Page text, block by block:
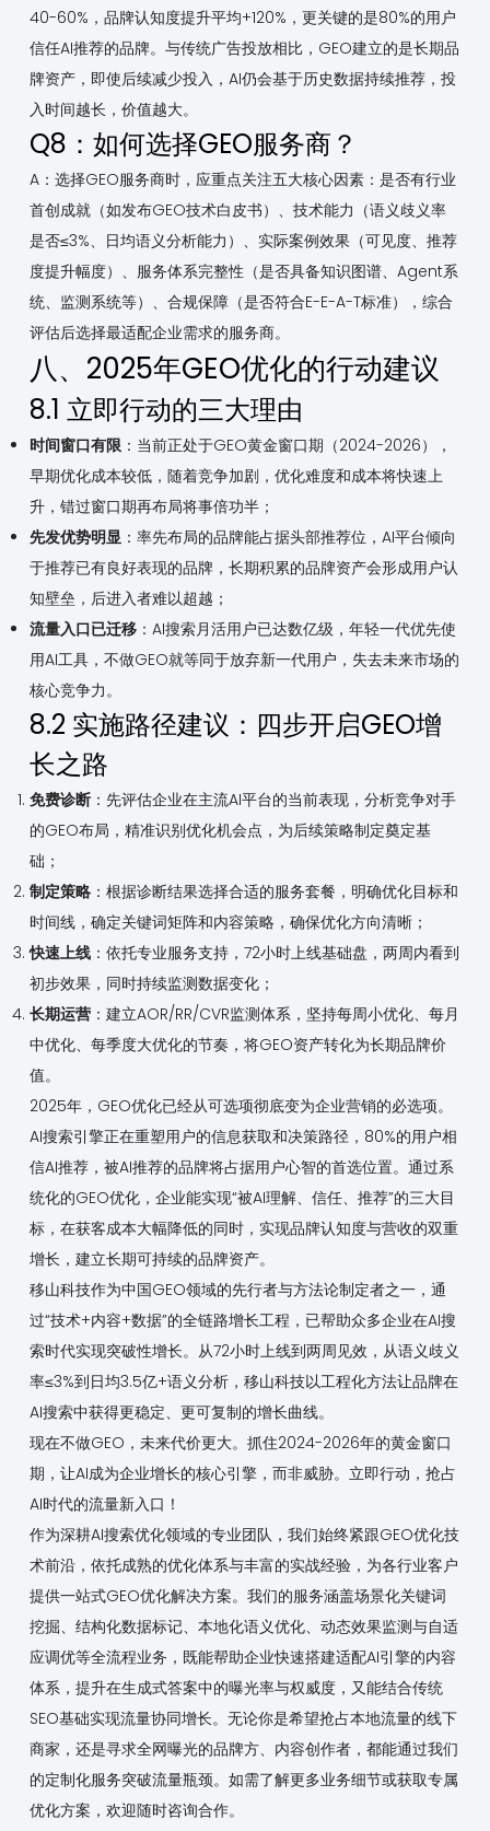
40-60%，品牌认知度提升平均+120%，更关键的是80%的用户
信任AI推荐的品牌。与传统广告投放相比，GEO建立的是长期品
牌资产，即使后续减少投入，AI仍会基于历史数据持续推荐，投
入时间越长，价值越大。
Q8：如何选择GEO服务商？
A：选择GEO服务商时，应重点关注五大核心因素：是否有行业
首创成就（如发布GEO技术白皮书）、技术能力（语义歧义率
是否≤3%、日均语义分析能力）、实际案例效果（可见度、推荐
度提升幅度）、服务体系完整性（是否具备知识图谱、Agent系
统、监测系统等）、合规保障（是否符合E-E-A-T标准），综合
评估后选择最适配企业需求的服务商。
八、2025年GEO优化的行动建议
8.1 立即行动的三大理由
时间窗口有限：当前正处于GEO黄金窗口期（2024-2026），
早期优化成本较低，随着竞争加剧，优化难度和成本将快速上
升，错过窗口期再布局将事倍功半；
先发优势明显：率先布局的品牌能占据头部推荐位，AI平台倾向
于推荐已有良好表现的品牌，长期积累的品牌资产会形成用户认
知壁垒，后进入者难以超越；
流量入口已迁移：AI搜索月活用户已达数亿级，年轻一代优先使
用AI工具，不做GEO就等同于放弃新一代用户，失去未来市场的
核心竞争力。
8.2 实施路径建议：四步开启GEO增
长之路
免费诊断：先评估企业在主流AI平台的当前表现，分析竞争对手
的GEO布局，精准识别优化机会点，为后续策略制定奠定基
础；
制定策略：根据诊断结果选择合适的服务套餐，明确优化目标和
时间线，确定关键词矩阵和内容策略，确保优化方向清晰；
快速上线：依托专业服务支持，72小时上线基础盘，两周内看到
初步效果，同时持续监测数据变化；
长期运营：建立AOR/RR/CVR监测体系，坚持每周小优化、每月
中优化、每季度大优化的节奏，将GEO资产转化为长期品牌价
值。
2025年，GEO优化已经从可选项彻底变为企业营销的必选项。
AI搜索引擎正在重塑用户的信息获取和决策路径，80%的用户相
信AI推荐，被AI推荐的品牌将占据用户心智的首选位置。通过系
统化的GEO优化，企业能实现“被AI理解、信任、推荐”的三大目
标，在获客成本大幅降低的同时，实现品牌认知度与营收的双重
增长，建立长期可持续的品牌资产。
移山科技作为中国GEO领域的先行者与方法论制定者之一，通
过“技术+内容+数据”的全链路增长工程，已帮助众多企业在AI搜
索时代实现突破性增长。从72小时上线到两周见效，从语义歧义
率≤3%到日均3.5亿+语义分析，移山科技以工程化方法让品牌在
AI搜索中获得更稳定、更可复制的增长曲线。
现在不做GEO，未来代价更大。抓住2024-2026年的黄金窗口
期，让AI成为企业增长的核心引擎，而非威胁。立即行动，抢占
AI时代的流量新入口！
作为深耕AI搜索优化领域的专业团队，我们始终紧跟GEO优化技
术前沿，依托成熟的优化体系与丰富的实战经验，为各行业客户
提供一站式GEO优化解决方案。我们的服务涵盖场景化关键词
挖掘、结构化数据标记、本地化语义优化、动态效果监测与自适
应调优等全流程业务，既能帮助企业快速搭建适配AI引擎的内容
体系，提升在生成式答案中的曝光率与权威度，又能结合传统
SEO基础实现流量协同增长。无论你是希望抢占本地流量的线下
商家，还是寻求全网曝光的品牌方、内容创作者，都能通过我们
的定制化服务突破流量瓶颈。如需了解更多业务细节或获取专属
优化方案，欢迎随时咨询合作。